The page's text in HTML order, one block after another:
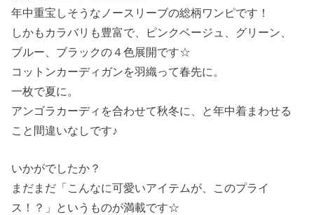
年中重宝しそうなノースリーブの総柄ワンピです！
しかもカラバリも豊富で、ピンクベージュ、グリーン、
ブルー、ブラックの４色展開です☆
コットンカーディガンを羽織って春先に。
一枚で夏に。
アンゴラカーディを合わせて秋冬に、と年中着まわせる
こと間違いなしです♪
いかがでしたか？
まだまだ「こんなに可愛いアイテムが、このプライ
ス！？」というものが満載です☆